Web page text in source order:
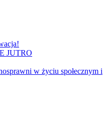
JUTRO
w życiu społecznym i